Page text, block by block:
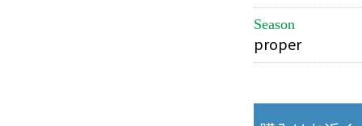
Season
proper